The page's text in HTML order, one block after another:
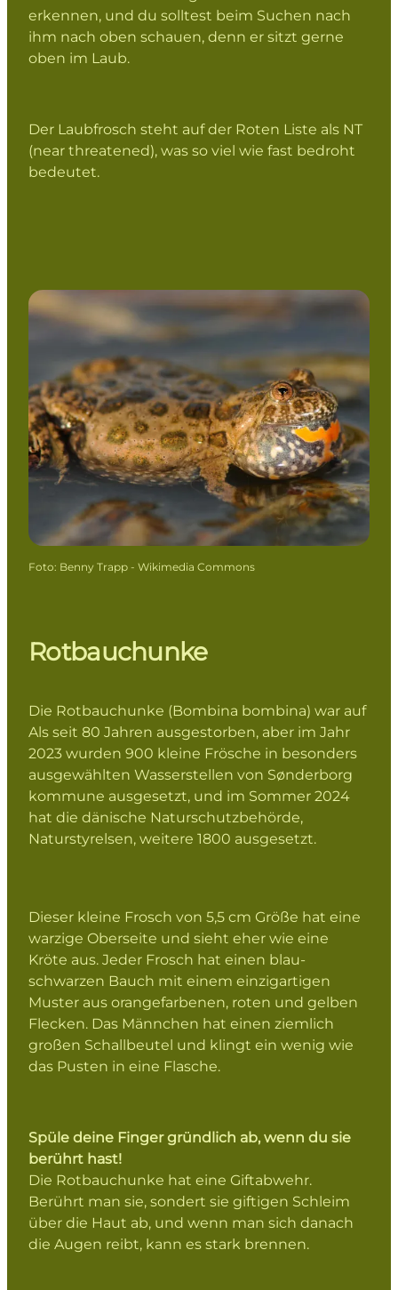
erkennen, und du solltest beim Suchen nach
ihm nach oben schauen, denn er sitzt gerne
oben im Laub.
Der Laubfrosch steht auf der Roten Liste als NT
(near threatened), was so viel wie fast bedroht
bedeutet.
Foto: Benny Trapp - Wikimedia Commons
Rotbauchunke
Die Rotbauchunke (Bombina bombina) war auf
Als seit 80 Jahren ausgestorben, aber im Jahr
2023 wurden 900 kleine Frösche in besonders
ausgewählten Wasserstellen von Sønderborg
kommune ausgesetzt, und im Sommer 2024
hat die dänische Naturschutzbehörde,
Naturstyrelsen, weitere 1800 ausgesetzt.
Dieser kleine Frosch von 5,5 cm Größe hat eine
warzige Oberseite und sieht eher wie eine
Kröte aus. Jeder Frosch hat einen blau-
schwarzen Bauch mit einem einzigartigen
Muster aus orangefarbenen, roten und gelben
Flecken. Das Männchen hat einen ziemlich
großen Schallbeutel und klingt ein wenig wie
das Pusten in eine Flasche.
Spüle deine Finger gründlich ab, wenn du sie
berührt hast!
Die Rotbauchunke hat eine Giftabwehr.
Berührt man sie, sondert sie giftigen Schleim
über die Haut ab, und wenn man sich danach
die Augen reibt, kann es stark brennen.